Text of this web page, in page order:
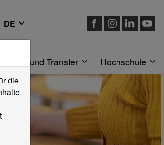
und Transfer Hochschule
die